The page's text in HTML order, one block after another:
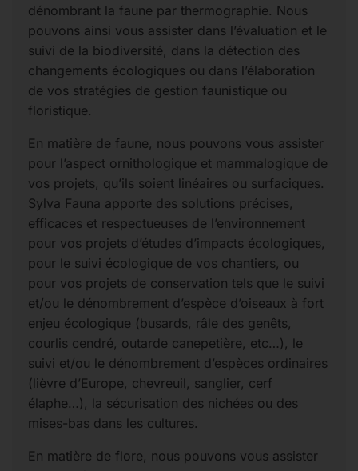
dénombrant la faune par thermographie. Nous
pouvons ainsi vous assister dans l’évaluation et le
suivi de la biodiversité, dans la détection des
changements écologiques ou dans l’élaboration
de vos stratégies de gestion faunistique ou
floristique.
En matière de faune, nous pouvons vous assister
pour l’aspect ornithologique et mammalogique de
vos projets, qu’ils soient linéaires ou surfaciques.
Sylva Fauna apporte des solutions précises,
efficaces et respectueuses de l’environnement
pour vos projets d’études d’impacts écologiques,
pour le suivi écologique de vos chantiers, ou
pour vos projets de conservation tels que le suivi
et/ou le dénombrement d’espèce d’oiseaux à fort
enjeu écologique (busards, râle des genêts,
courlis cendré, outarde canepetière, etc…), le
suivi et/ou le dénombrement d’espèces ordinaires
(lièvre d’Europe, chevreuil, sanglier, cerf
élaphe…), la sécurisation des nichées ou des
mises-bas dans les cultures.
En matière de flore, nous pouvons vous assister